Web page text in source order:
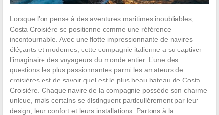
Lorsque l’on pense à des aventures maritimes inoubliables,
Costa Croisière se positionne comme une référence
incontournable. Avec une flotte impressionnante de navires
élégants et modernes, cette compagnie italienne a su captiver
l’imaginaire des voyageurs du monde entier. L’une des
questions les plus passionnantes parmi les amateurs de
croisières est de savoir quel est le plus beau bateau de Costa
Croisière. Chaque navire de la compagnie possède son charme
unique, mais certains se distinguent particulièrement par leur
design, leur confort et leurs installations. Partons à la